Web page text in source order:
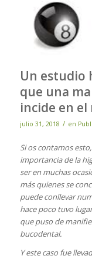
Un estudio
que una
incide en
julio 31, 2018 / en
Si os contamos
importancia de la
ser en muchas
más quienes se
puede conllevar
hace poco tuvo
que puso de
bucodental.
Y este caso fue